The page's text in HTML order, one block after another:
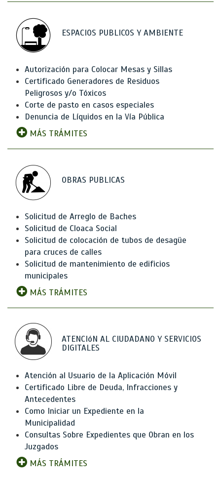
ESPACIOS PUBLICOS Y AMBIENTE
Autorización para Colocar Mesas y Sillas
Certificado Generadores de Residuos
Peligrosos y/o Tóxicos
Corte de pasto en casos especiales
Denuncia de Líquidos en la Vía Pública
MÁS TRÁMITES
OBRAS PUBLICAS
Solicitud de Arreglo de Baches
Solicitud de Cloaca Social
Solicitud de colocación de tubos de desagüe
para cruces de calles
Solicitud de mantenimiento de edificios
municipales
MÁS TRÁMITES
ATENCIóN AL CIUDADANO Y SERVICIOS
DIGITALES
Atención al Usuario de la Aplicación Móvil
Certificado Libre de Deuda, Infracciones y
Antecedentes
Como Iniciar un Expediente en la
Municipalidad
Consultas Sobre Expedientes que Obran en los
Juzgados
MÁS TRÁMITES